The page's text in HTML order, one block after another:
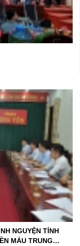
NGUYỆN TỈNH
MÁU TRUNG